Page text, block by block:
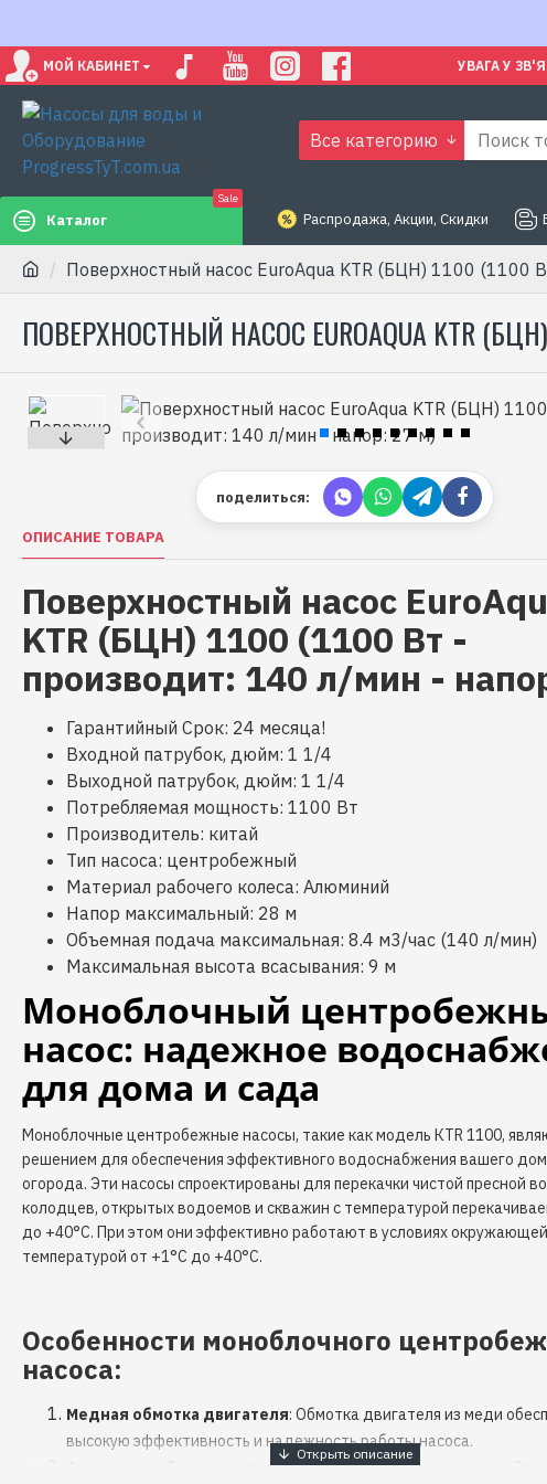
МОЙ КАБИНЕТ УВАГА У
Все категорию
Каталог
Sale
Распродажа, Акции, Скидки
Поверхностный насос EuroAqua KTR (БЦН) 1100 (1100
ПОВЕРХНОСТНЫЙ НАСОС EUROAQUA KTR
поделиться:
ОПИСАНИЕ ТОВАРА
Поверхностный насос
KTR (БЦН) 1100 (1100 Вт -
производит: 140 л/мин -
Гарантийный Срок: 24 месяца!
Входной патрубок, дюйм: 1 1/4
Выходной патрубок, дюйм: 1 1/4
Потребляемая мощность: 1100 Вт
Производитель: китай
Тип насоса: центробежный
Материал рабочего колеса: Алюминий
Напор максимальный: 28 м
Объемная подача максимальная: 8.4 м3/час (140 л/мин)
Максимальная высота всасывания: 9 м
Моноблочный
насос: надежное
для дома и сада
Моноблочные центробежные насосы, такие как модель КТR 1100,
решением для обеспечения эффективного водоснабжения вашего
огорода. Эти насосы спроектированы для перекачки чистой пресной
колодцев, открытых водоемов и скважин с температурой
до +40°C. При этом они эффективно работают в условиях
температурой от +1°C до +40°C.
Особенности моноблочного
насоса:
Медная обмотка двигателя: Обмотка двигателя из меди
высокую эффективность и надежность работы насоса.
Асинхронный двигатель с короткозамкнутым ротором